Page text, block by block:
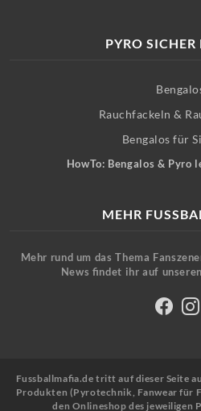
PYRO SICHER
Rauchfackeln &
Bengalos für
HowTo: Bengalos & Pyro
MEHR
Mehr rund um das Thema
News findet ihr auf
Fussballmafia.de tritt auf dieser Seite
Produkten (Pyrotechnik, Fanwear für
den Onlineshop des jeweiligen